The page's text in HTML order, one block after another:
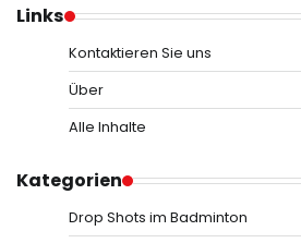
Links
Kontaktieren Sie uns
Über
Alle Inhalte
Kategorien
Drop Shots im Badminton